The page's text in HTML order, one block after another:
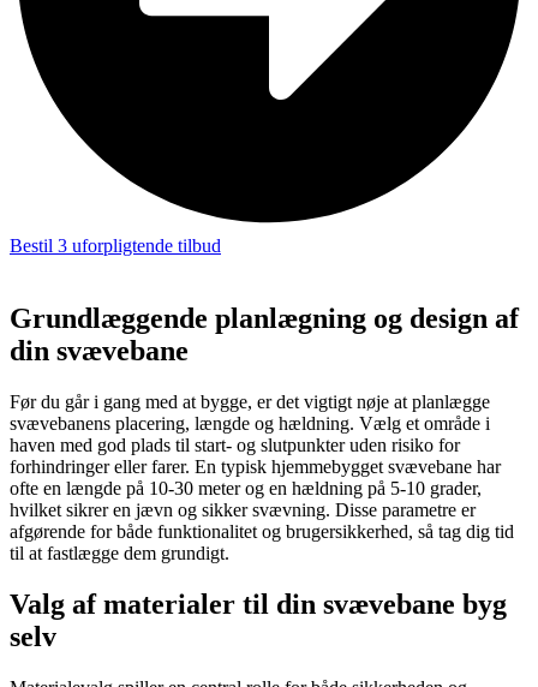
Bestil 3 uforpligtende tilbud
Grundlæggende planlægning og design af
din svævebane
Før du går i gang med at bygge, er det vigtigt nøje at planlægge
svævebanens placering, længde og hældning. Vælg et område i
haven med god plads til start- og slutpunkter uden risiko for
forhindringer eller farer. En typisk hjemmebygget svævebane har
ofte en længde på 10-30 meter og en hældning på 5-10 grader,
hvilket sikrer en jævn og sikker svævning. Disse parametre er
afgørende for både funktionalitet og brugersikkerhed, så tag dig tid
til at fastlægge dem grundigt.
Valg af materialer til din svævebane byg
selv